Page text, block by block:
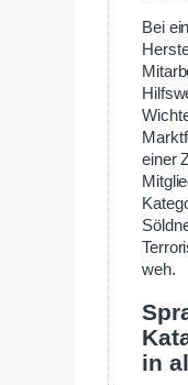
Bei
einer
weh.
in